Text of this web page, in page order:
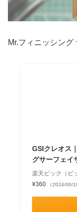
Mr.フィニッシング
GSIクレオス
グサーフェイ
楽天ビック（ビ
¥360
（2024/06/